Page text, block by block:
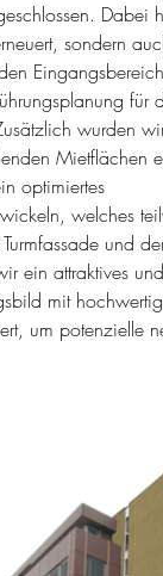
Dabei
sondern
Eingangsbereich
für
wurden
Mietflächen
optimiertes
welches
und
ein attraktives und
mit
um potenzielle